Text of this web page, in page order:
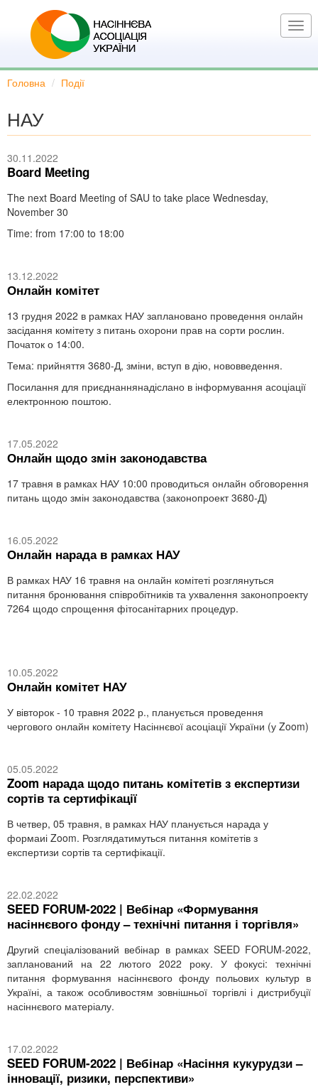
основного
Головна Події
НАУ
30.11.2022
Board Meeting
The next Board Meeting of SAU to take place Wednesday,
November 30
Time: from 17:00 to 18:00
13.12.2022
Онлайн комітет
13 грудня 2022 в рамках НАУ заплановано проведення онлайн
засідання комітету з питань охорони прав на сорти рослин.
Початок о 14:00.
Тема: прийняття 3680-Д, зміни, вступ в дію, нововведення.
Посилання для приєднаннянадіслано в інформування асоціації
електронною поштою.
17.05.2022
Онлайн щодо змін законодавства
17 травня в рамках НАУ 10:00 проводиться онлайн обговорення
питань щодо змін законодавства (законопроект 3680-Д)
16.05.2022
Онлайн нарада в рамках НАУ
В рамках НАУ 16 травня на онлайн комітеті розглянуться
питання бронювання співробітників та ухвалення законопроекту
7264 щодо спрощення фітосанітарних процедур.
10.05.2022
Онлайн комітет НАУ
У вівторок - 10 травня 2022 р., планується проведення
чергового онлайн комітету Насіннєвої асоціації України (у Zoom)
05.05.2022
Zoom нарада щодо питань комітетів з експертизи
сортів та сертифікації
В четвер, 05 травня, в рамках НАУ планується нарада у
формаиі Zoom. Розглядатимуться питання комітетів з
експертизи сортів та сертифікації.
22.02.2022
SEED FORUM-2022 | Вебінар «Формування
насіннєвого фонду – технічні питання і торгівля»
Другий спеціалізований вебінар в рамках SEED FORUM-2022,
запланований на 22 лютого 2022 року. У фокусі: технічні
питання формування насіннєвого фонду польових культур в
Україні, а також особливостям зовнішньої торгівлі і дистрибуції
насіннєвого матеріалу.
17.02.2022
SEED FORUM-2022 | Вебінар «Насіння кукурудзи –
інновації, ризики, перспективи»